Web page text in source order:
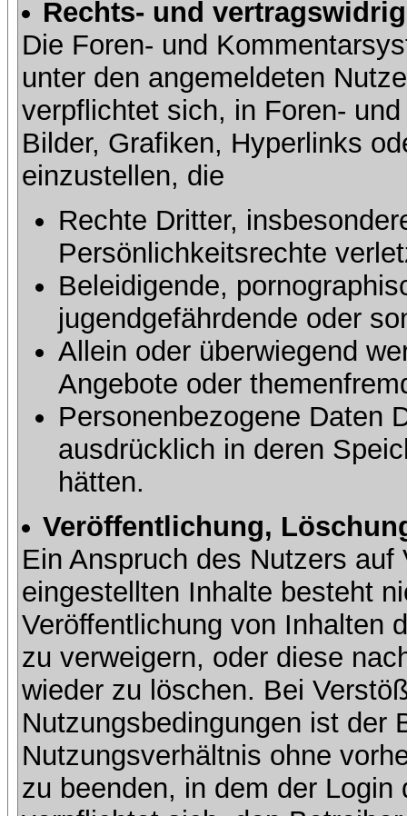
Rechts- und
Die Foren- und
unter den angemeldeten
verpflichtet sich, in Foren-
Bilder, Grafiken, Hyperlinks
einzustellen, die
Rechte Dritter,
Persönlichkeitsrechte
Beleidigende,
jugendgefährdende oder
Allein oder überwiegend
Angebote oder
Personenbezogene Daten
ausdrücklich in deren
hätten.
Veröffentlichung,
Ein Anspruch des Nutzers
eingestellten Inhalte besteht
Veröffentlichung von Inhalten
zu verweigern, oder diese
wieder zu löschen. Bei
Nutzungsbedingungen ist der
Nutzungsverhältnis ohne
zu beenden, in dem der